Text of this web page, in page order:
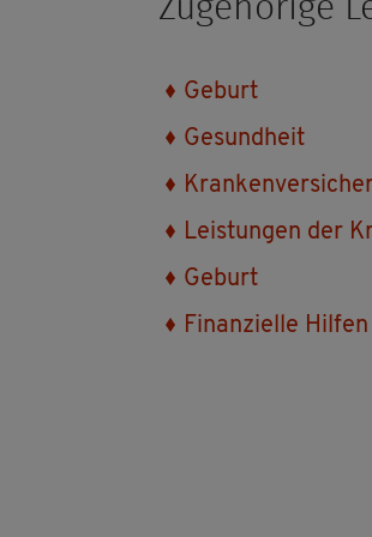
Zu­ge­hö­ri­ge
Ge­burt
Ge­sund­heit
Leis­tun­gen der
Ge­burt
Fi­nan­zi­el­le